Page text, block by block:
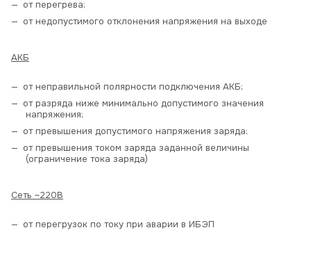
от перегрева;
от недопустимого отклонения напряжения на выходе
АКБ
от неправильной полярности подключения АКБ;
от разряда ниже минимально допустимого значения
напряжения;
от превышения допустимого напряжения заряда;
от превышения током заряда заданной величины
(ограничение тока заряда)
Сеть ~220В
от перегрузок по току при аварии в ИБЭП